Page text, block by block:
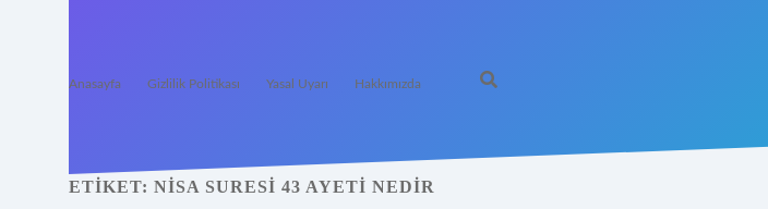
Anasayfa Gizlilik Politikası Yasal Uyarı Hakkımızda
ETIKET: NISA SURESI 43 AYETI NEDIR